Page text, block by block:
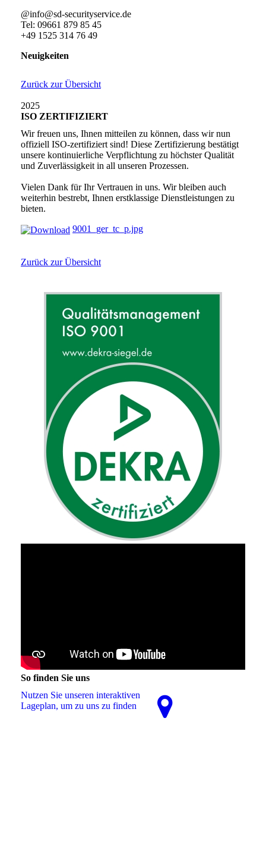
@info@sd-securityservice.de
Tel: 09661 879 85 45
+49 1525 314 76 49
Neuigkeiten
Zurück zur Übersicht
2025
ISO ZERTIFIZIERT
Wir freuen uns, Ihnen mitteilen zu können, dass wir nun
offiziell ISO-zertifiziert sind! Diese Zertifizierung bestätigt
unsere kontinuierliche Verpflichtung zu höchster Qualität
und Zuverlässigkeit in all unseren Prozessen.
Vielen Dank für Ihr Vertrauen in uns. Wir bleiben auch
weiterhin bestrebt, Ihnen erstklassige Dienstleistungen zu
bieten.
9001_ger_tc_p.jpg
Zurück zur Übersicht
So finden Sie uns
Nutzen Sie unseren interaktiven
La­ge­plan, um zu uns zu finden